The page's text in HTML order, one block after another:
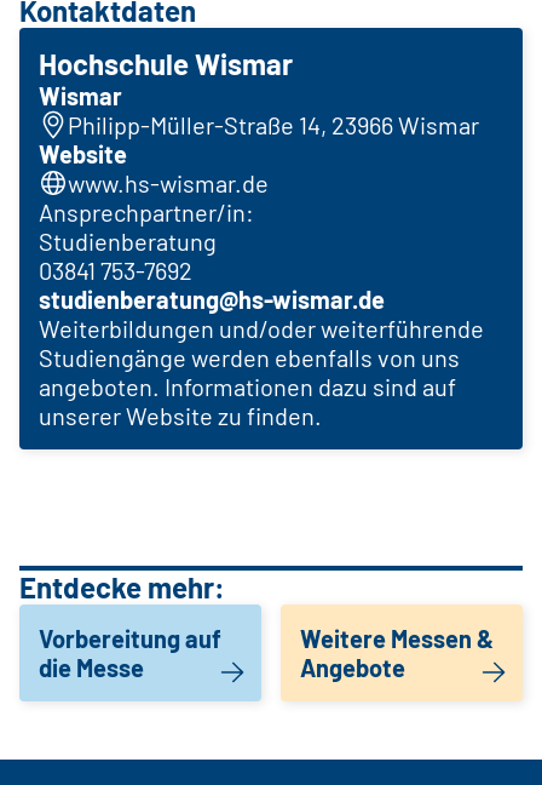
Kontaktdaten
Hochschule Wismar
Wismar
Philipp-Müller-Straße 14, 23966 Wismar
Website
www.hs-wismar.de
Ansprechpartner/in:
Studienberatung
03841 753-7692
studienberatung@hs-wismar.de
Weiterbildungen und/oder weiterführende
Studiengänge werden ebenfalls von uns
angeboten. Informationen dazu sind auf
unserer Website zu finden.
Entdecke mehr:
Vorbereitung auf
die Messe
Weitere Messen &
Angebote